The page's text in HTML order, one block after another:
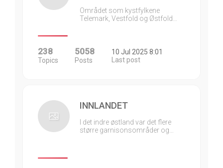
Området som kystfylkene
Telemark, Vestfold og Østfold…
238
Topics
5058
Posts
10 Jul 2025 8:01
Last post
INNLANDET
I det indre østland var det flere
større garnisonsområder og…